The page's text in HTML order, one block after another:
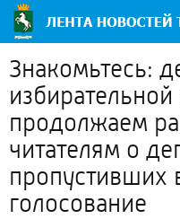
Знакомьтесь:
продолжаем
читателям о
пропустивших
голосование